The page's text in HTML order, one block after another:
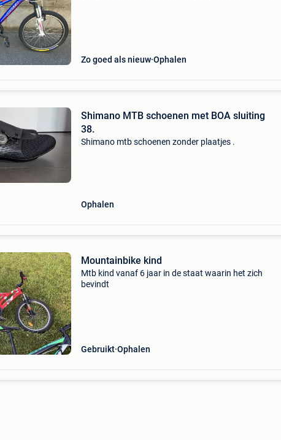
Zo goed als nieuw Ophalen
Shimano MTB schoenen met BOA sluiting
38.
Shimano mtb schoenen zonder plaatjes .
Ophalen
Mountainbike kind
Mtb kind vanaf 6 jaar in de staat waarin het zich
bevindt
Gebruikt Ophalen